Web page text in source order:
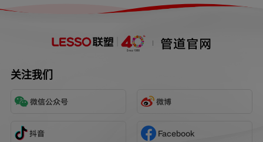
管道官网
关注我们
微信公众号 微博
抖音 Facebook